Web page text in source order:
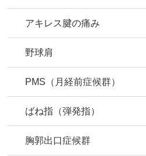
アキレス腱の痛み
野球肩
PMS（月経前症候群）
ばね指（弾発指）
胸郭出口症候群